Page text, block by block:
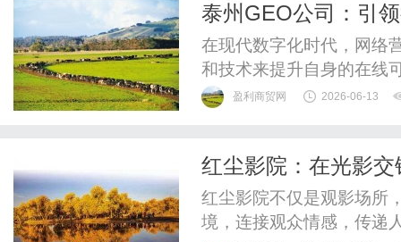
泰州GEO公司：引
在现代数字化时代，网络
和技术来提升自身的在线
这样一家专注于生成引擎
群对互联网及市场营销充
盈利商贸网 2026-06-13
红尘影院：在光影
红尘影院不仅是观影场所
境，连接观众情感，传递